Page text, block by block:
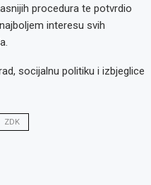
procedura te potvrdio
interesu svih
socijalnu politiku i izbjeglice
ZDK